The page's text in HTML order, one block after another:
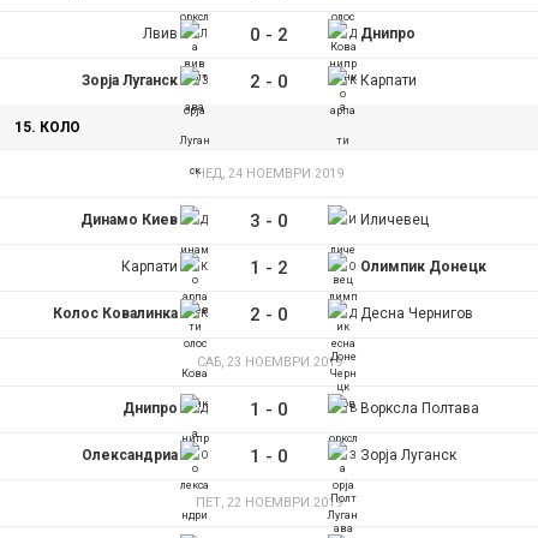
Лвив 0 - 2 Днипро
Зорја Луганск 2 - 0 Карпати
15. КОЛО
НЕД, 24 НОЕМВРИ 2019
Динамо Киев 3 - 0 Иличевец
Карпати 1 - 2 Олимпик Донецк
Колос Ковалинка 2 - 0 Десна Чернигов
САБ, 23 НОЕМВРИ 2019
Днипро 1 - 0 Ворксла Полтава
Олександриа 1 - 0 Зорја Луганск
ПЕТ, 22 НОЕМВРИ 2019